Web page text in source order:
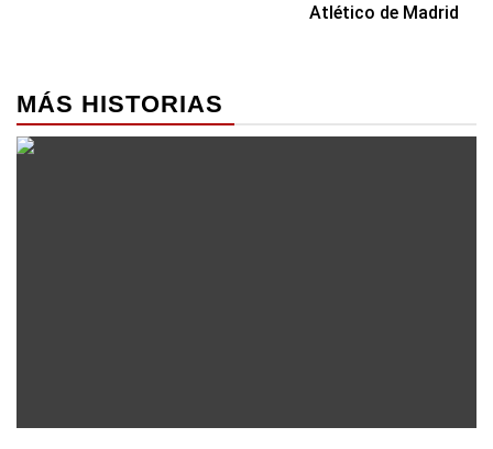
Atlético de Madrid
MÁS HISTORIAS